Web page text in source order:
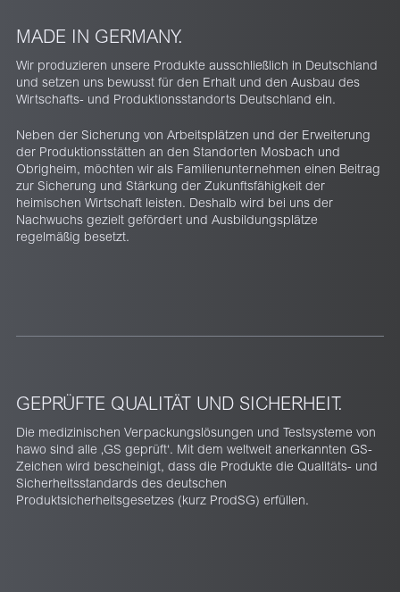
MADE IN GERMANY.
Wir produzieren unsere Produkte ausschließlich in Deutschland
und setzen uns bewusst für den Erhalt und den Ausbau des
Wirtschafts- und Produktionsstandorts Deutschland ein.
Neben der Sicherung von Arbeitsplätzen und der Erweiterung
der Produktionsstätten an den Standorten Mosbach und
Obrigheim, möchten wir als Familienunternehmen einen Beitrag
zur Sicherung und Stärkung der Zukunftsfähigkeit der
heimischen Wirtschaft leisten. Deshalb wird bei uns der
Nachwuchs gezielt gefördert und Ausbildungsplätze
regelmäßig besetzt.
GEPRÜFTE QUALITÄT UND SICHERHEIT.
Die medizinischen Verpackungslösungen und Testsysteme von
hawo sind alle ‚GS geprüft‘. Mit dem weltweit anerkannten GS-
Zeichen wird bescheinigt, dass die Produkte die Qualitäts- und
Sicherheitsstandards des deutschen
Produktsicherheitsgesetzes (kurz ProdSG) erfüllen.